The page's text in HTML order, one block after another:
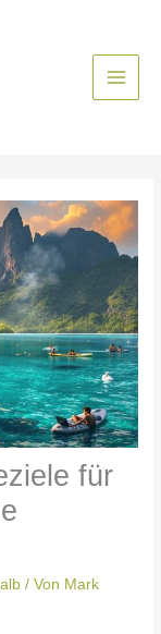
für
/ Von Mark